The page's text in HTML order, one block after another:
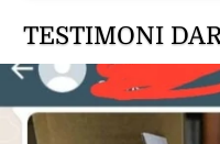
TESTIMONI